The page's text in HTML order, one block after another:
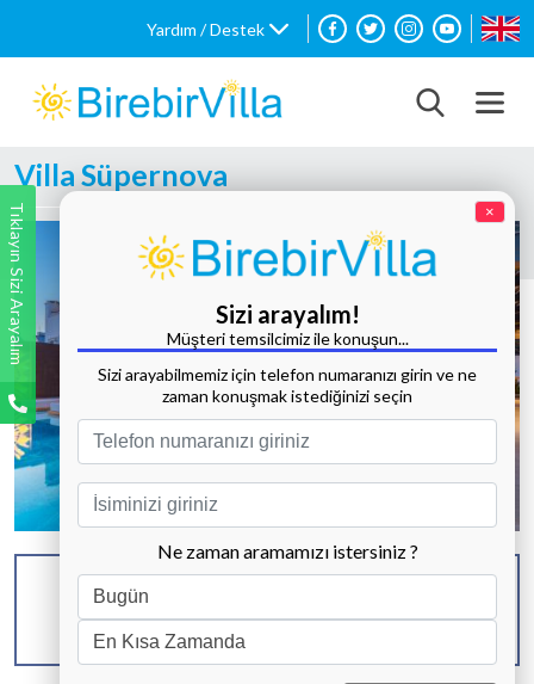
Yardım / Destek
Villa Süpernova
Tüm Fotoğrafları Göster
KAPASİTE
10 KİŞİ
BANYO & WC
5 ADET
YATAK ODASI
Tıklayın Sizi Arayalım ×
Sizi arayalım!
Müşteri temsilcimiz ile konuşun...
Sizi arayabilmemiz için telefon numaranızı girin ve ne
zaman konuşmak istediğinizi seçin
Ne zaman aramamızı istersiniz ?